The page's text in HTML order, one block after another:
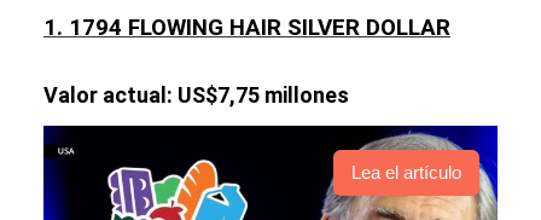
1. 1794 FLOWING HAIR SILVER DOLLAR
Valor actual: US$7,75 millones
Lea el artículo